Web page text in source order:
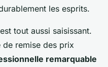
les esprits.
tout aussi saisissant.
de remise des prix
remarquable